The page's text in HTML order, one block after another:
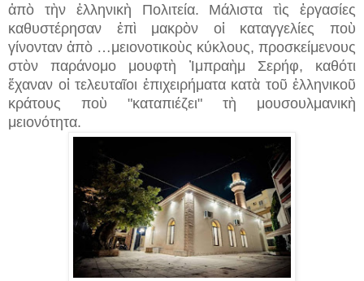
ἀπὸ τὴν ἑλληνικὴ Πολιτεία. Μάλιστα τὶς ἐργασίες
καθυστέρησαν ἐπὶ μακρὸν οἱ καταγγελίες ποὺ
γίνονταν ἀπὸ …μειονοτικοὺς κύκλους, προσκείμενους
στὸν παράνομο μουφτὴ Ἰμπραὴμ Σερήφ, καθότι
ἔχαναν οἱ τελευταῖοι ἐπιχειρήματα κατὰ τοῦ ἑλληνικοῦ
κράτους ποὺ "καταπιέζει" τὴ μουσουλμανικὴ
μειονότητα.